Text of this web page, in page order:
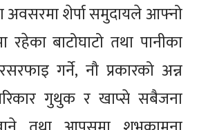
अवसरमा शेर्पा समुदायले आफ्नो
रहेका बाटोघाटो तथा पानीका
गर्ने, नौ प्रकारको अन्न
गुथुक र खाप्से सबैजना